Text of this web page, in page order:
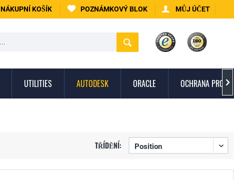
NÁKUPNÍ KOŠÍK POZNÁMKOVÝ BLOK MŮJ ÚČET
UTILITIES AUTODESK ORACLE OCHRANA PROTI

TŘÍDĚNÍ: